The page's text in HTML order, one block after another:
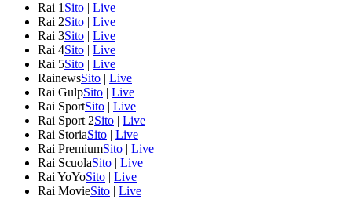
Rai 1 Sito | Live
Rai 2Sito | Live
Rai 3Sito | Live
Rai 4Sito | Live
Rai 5Sito | Live
RainewsSito | Live
Rai GulpSito | Live
Rai SportSito | Live
Rai Sport 2Sito | Live
Rai StoriaSito | Live
Rai PremiumSito | Live
Rai ScuolaSito | Live
Rai YoYoSito | Live
Rai MovieSito | Live